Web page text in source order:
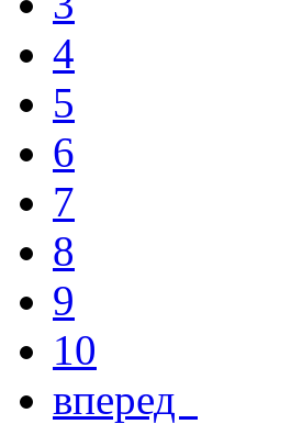
4
5
6
7
8
9
10
вперед